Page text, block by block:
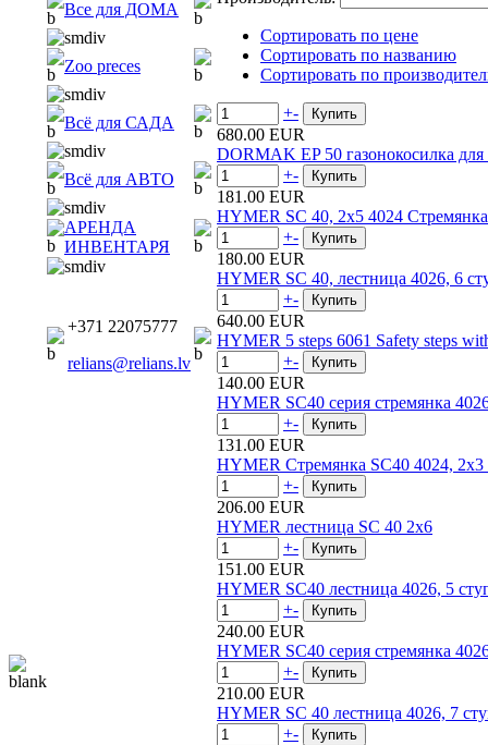
Все для ДОМА
Zoo preces
Всё для САДА
Всё для АВТО
АРЕНДА
ИНВЕНТАРЯ
+371 22075777
relians@relians.lv
Сортировать по цене
Сортировать по названию
Сортировать по
+-
680.00 EUR
DORMAK EP 50 газонокосилка
+-
181.00 EUR
HYMER SC 40, 2x5 4024
+-
180.00 EUR
HYMER SC 40, лестница 4026, 6
+-
640.00 EUR
HYMER 5 steps 6061 Safety steps
+-
140.00 EUR
HYMER SC40 серия стремянка
+-
131.00 EUR
HYMER Стремянка SC40 4024, 2x3
+-
206.00 EUR
HYMER лестница SC 40 2x6
+-
151.00 EUR
HYMER SC40 лестница 4026, 5
+-
240.00 EUR
HYMER SC40 серия стремянка
+-
210.00 EUR
HYMER SC 40 лестница 4026, 7
+-